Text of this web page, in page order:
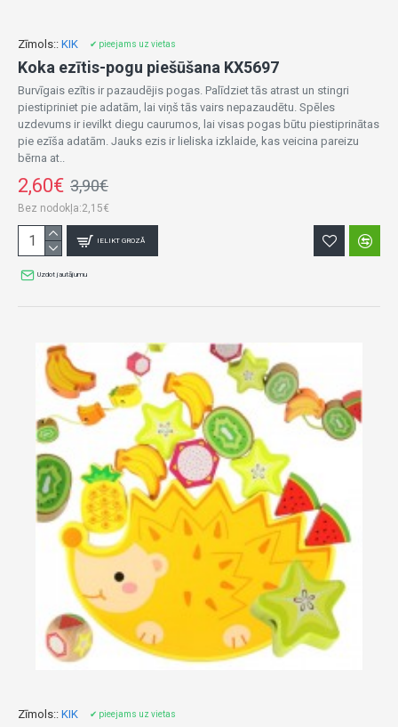
Zīmols:: KIK ✔ pieejams uz vietas
Koka ezītis-pogu piešūšana KX5697
Burvīgais ezītis ir pazaudējis pogas. Palīdziet tās atrast un stingri
piestipriniet pie adatām, lai viņš tās vairs nepazaudētu. Spēles
uzdevums ir ievilkt diegu caurumos, lai visas pogas būtu piestiprinātas
pie ezīša adatām. Jauks ezis ir lieliska izklaide, kas veicina pareizu
bērna at..
2,60€ 3,90€
Bez nodokļa:2,15€
IELIKT GROZĀ
Uzdot jautājumu
Zīmols:: KIK ✔ pieejams uz vietas